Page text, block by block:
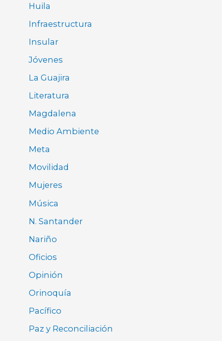
Huila
Infraestructura
Insular
Jóvenes
La Guajira
Literatura
Magdalena
Medio Ambiente
Meta
Movilidad
Mujeres
Música
N. Santander
Nariño
Oficios
Opinión
Orinoquía
Pacífico
Paz y Reconciliación